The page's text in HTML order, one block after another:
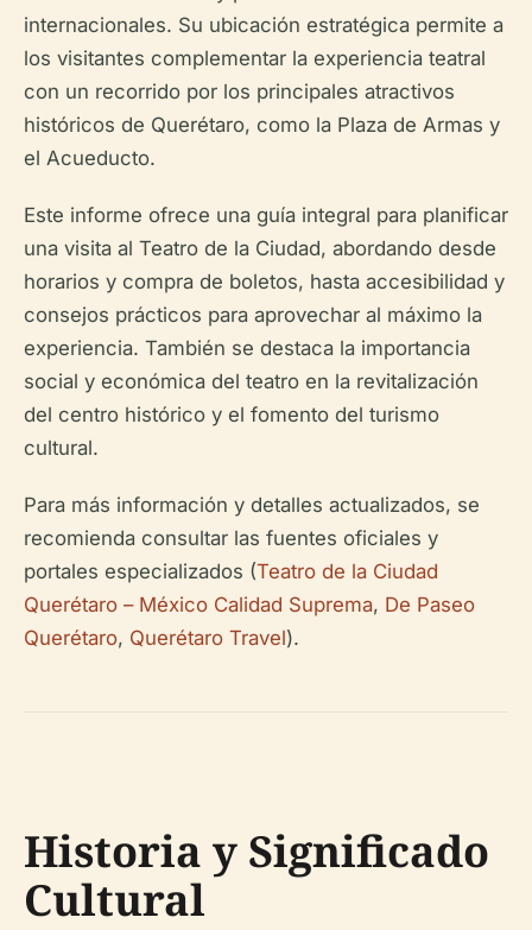
internacionales. Su ubicación estratégica permite a
los visitantes complementar la experiencia teatral
con un recorrido por los principales atractivos
históricos de Querétaro, como la Plaza de Armas y
el Acueducto.
Este informe ofrece una guía integral para planificar
una visita al Teatro de la Ciudad, abordando desde
horarios y compra de boletos, hasta accesibilidad y
consejos prácticos para aprovechar al máximo la
experiencia. También se destaca la importancia
social y económica del teatro en la revitalización
del centro histórico y el fomento del turismo
cultural.
Para más información y detalles actualizados, se
recomienda consultar las fuentes oficiales y
portales especializados (Teatro de la Ciudad
Querétaro – México Calidad Suprema, De Paseo
Querétaro, Querétaro Travel).
Historia y Significado
Cultural